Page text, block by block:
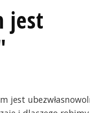
jest
jest